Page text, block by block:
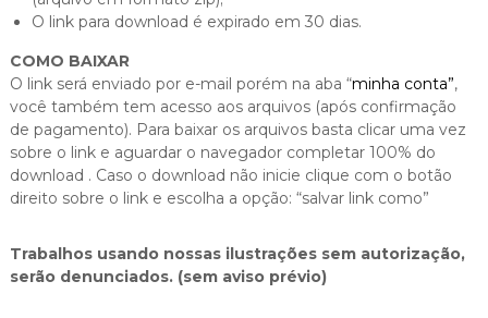
O link para download é expirado em 30 dias.
COMO BAIXAR
O link será enviado por e-mail porém na aba “minha conta”,
você também tem acesso aos arquivos (após confirmação
de pagamento). Para baixar os arquivos basta clicar uma vez
sobre o link e aguardar o navegador completar 100% do
download . Caso o download não inicie clique com o botão
direito sobre o link e escolha a opção: “salvar link como”
Trabalhos usando nossas ilustrações sem autorização,
serão denunciados. (sem aviso prévio)